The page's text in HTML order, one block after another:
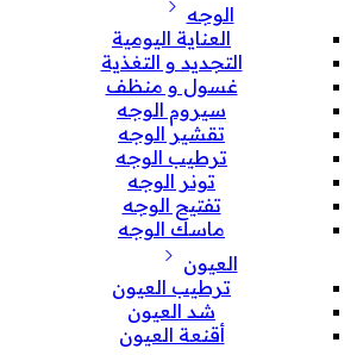
الوجه
العناية اليومية
التجديد و التغذية
غسول و منظف
سيروم الوجه
تقشير الوجه
ترطيب الوجه
تونر الوجه
تفتيح الوجه
ماسك الوجه
العيون
ترطيب العيون
شد العيون
أقنعة العيون